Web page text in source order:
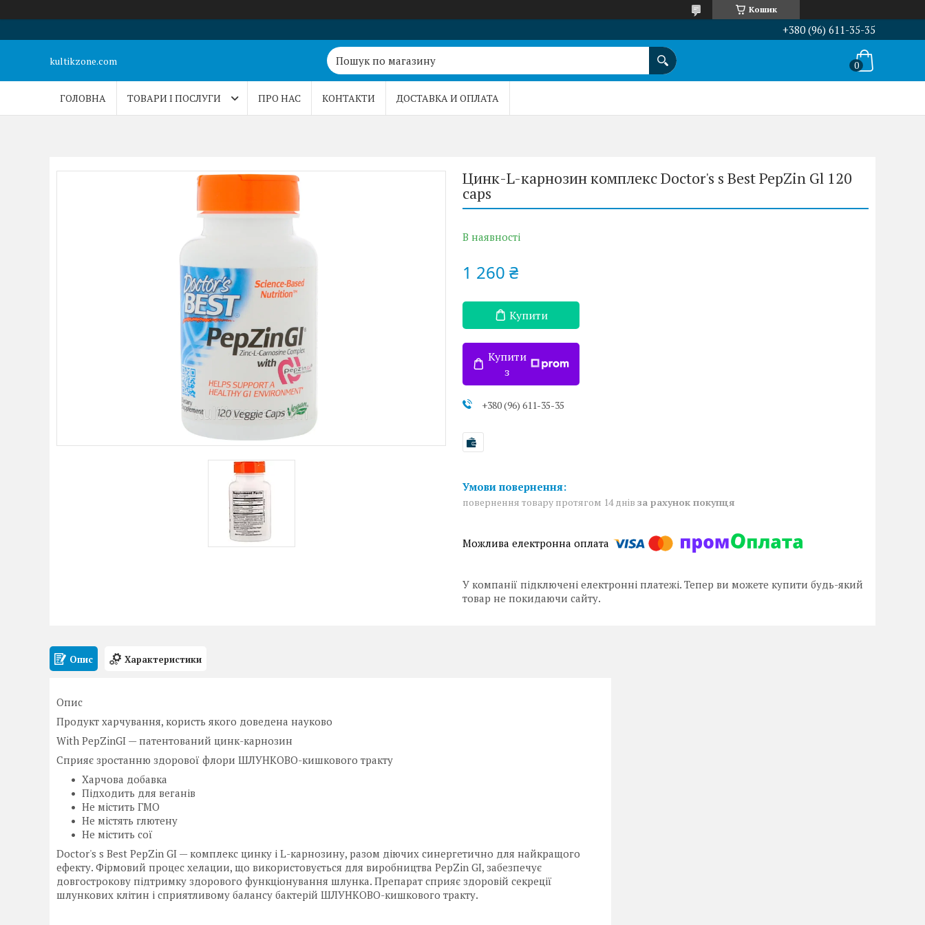
Кошик
+380 (96) 611-35-35
kultikzone.com
ГОЛОВНА ТОВАРИ І ПОСЛУГИ ПРО НАС КОНТАКТИ ДОСТАВКА И ОПЛАТА
Цинк-L-карнозин комплекс Doctor's s Best PepZin Gl 120
caps
В наявності
1 260 ₴
Купити
Купити
з
+380 (96) 611-35-35
повернення товару протягом 14 днів за рахунок покупця
У компанії підключені електронні платежі. Тепер ви можете купити будь-який
товар не покидаючи сайту.
Опис Характеристики
Опис
Продукт харчування, користь якого доведена науково
With PepZinGI — патентований цинк-карнозин
Сприяє зростанню здорової флори ШЛУНКОВО-кишкового тракту
Харчова добавка
Підходить для веганів
Не містить ГМО
Не містять глютену
Не містить сої
Doctor's s Best PepZin GI — комплекс цинку і L-карнозину, разом діючих синергетично для найкращого
ефекту. Фірмовий процес хелации, що використовується для виробництва PepZin GI, забезпечує
довгострокову підтримку здорового функціонування шлунка. Препарат сприяє здоровій секреції
шлункових клітин і сприятливому балансу бактерій ШЛУНКОВО-кишкового тракту.